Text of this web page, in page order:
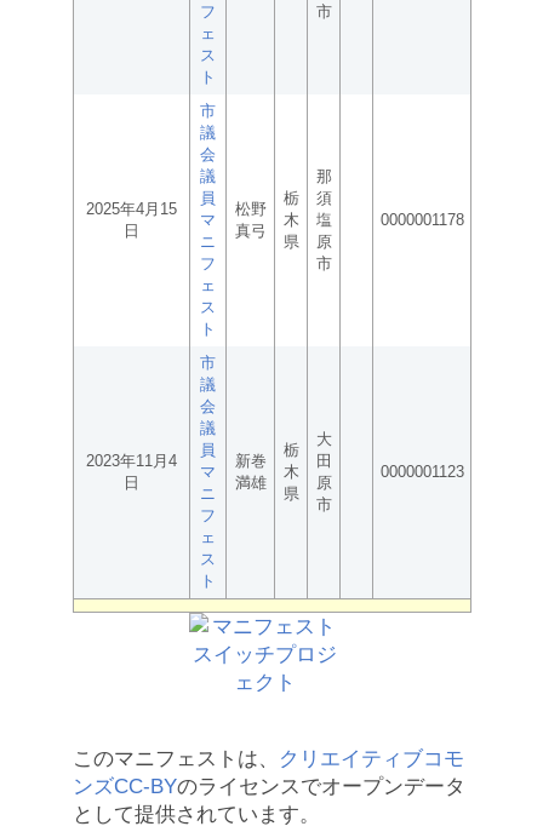
フ
ェ
ス
ト
市
2025年4月15
日
市
議
会
議
員
マ
ニ
フ
ェ
ス
ト
松野
真弓
栃
木
県
那
須
塩
原
市
0000001178
2023年11月4
日
市
議
会
議
員
マ
ニ
フ
ェ
ス
ト
新巻
満雄
栃
木
県
大
田
原
市
0000001123
このマニフェストは、
クリエイティブコモ
ンズCC-BYのライセンスでオープンデータ
として提供されています。